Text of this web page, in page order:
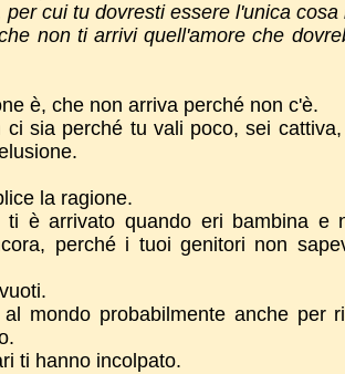
per cui tu dovresti essere l'unica cosa
non ti arrivi quell'amore che
è, che non arriva perché non c'è.
ci sia perché tu vali poco, sei
la ragione.
ti è arrivato quando eri bambina e
perché i tuoi genitori non
mondo probabilmente anche per
ti hanno incolpato.